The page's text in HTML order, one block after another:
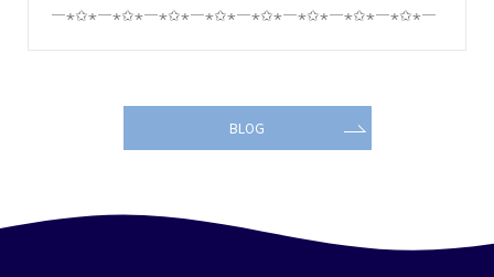
―⋆✩⋆―⋆✩⋆―⋆✩⋆―⋆✩⋆―⋆✩⋆―⋆✩⋆―⋆✩⋆―⋆✩⋆―
BLOG